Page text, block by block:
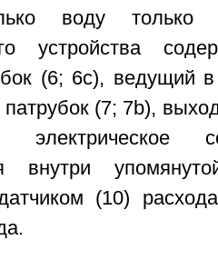
воду только
устройства
(6; 6с), ведущий
патрубок (7; 7b),
внутри
(10)